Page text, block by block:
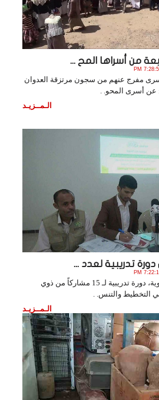
من أسراها المح ...
مفرج عنهم من سجون مرتزقة العدوان
عن أسرى المحو. .
الـمــزيـد
تدريبية لعدد ...
دشنت مؤسسة بنيان التنموية، دورة تدريبية لـ 15 مشاركاً من ذوي
التخطيط والتنس. .
الـمــزيـد